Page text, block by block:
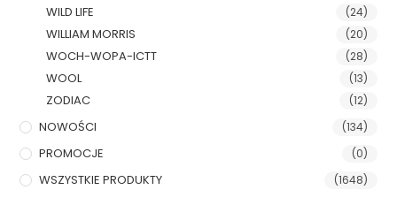
WILD LIFE (24)
WILLIAM MORRIS (20)
WOCH-WOPA-ICTT (28)
WOOL (13)
ZODIAC (12)
NOWOŚCI (134)
PROMOCJE (0)
WSZYSTKIE PRODUKTY (1648)